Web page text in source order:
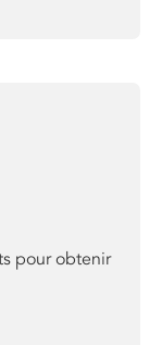
pour obtenir